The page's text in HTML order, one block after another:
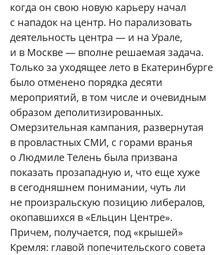
когда он свою новую карьеру начал
с нападок на центр. Но парализовать
деятельность центра — и на Урале,
и в Москве — вполне решаемая задача.
Только за уходящее лето в Екатеринбурге
было отменено порядка десяти
мероприятий, в том числе и очевидным
образом деполитизированных.
Омерзительная кампания, развернутая
в провластных СМИ, с горами вранья
о Людмиле Телень была призвана
показать прозападную и, что еще хуже
в сегодняшнем понимании, чуть ли
не произральскую позицию либералов,
окопавшихся в «Ельцин Центре».
Причем, получается, под «крышей»
Кремля: главой попечительского совета